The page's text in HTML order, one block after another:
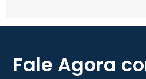
Fale Agora